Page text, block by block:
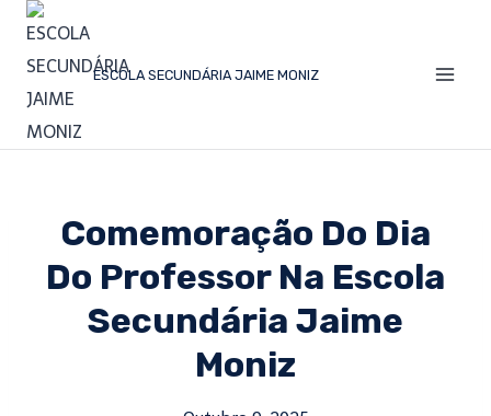
ESCOLA SECUNDÁRIA JAIME MONIZ
Comemoração Do Dia
Do Professor Na Escola
Secundária Jaime
Moniz